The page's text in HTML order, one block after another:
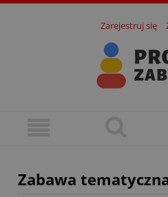
Zarejestruj się
Zabawa